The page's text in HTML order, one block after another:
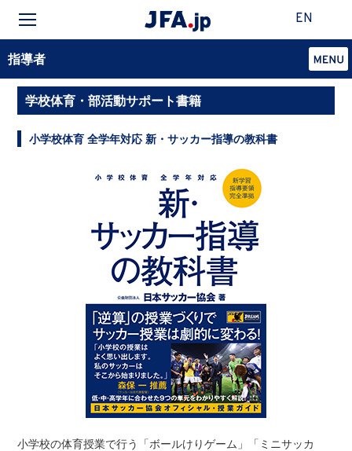
EN
指導者
学校体育・部活動サポート書籍
小学校体育 全学年対応 新・サッカー指導の教科書
小学校の体育授業で行う「ボールけりゲーム」「ミニサッカ